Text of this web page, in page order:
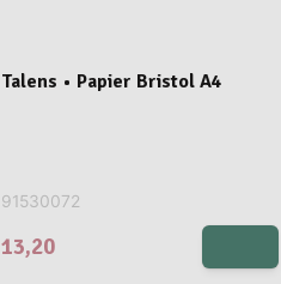
Talens • Papier Bristol A4
91530072
13,20